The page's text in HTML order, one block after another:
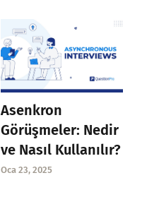
Asenkron
Görüşmeler: Nedir
ve Nasıl Kullanılır?
Oca 23, 2025